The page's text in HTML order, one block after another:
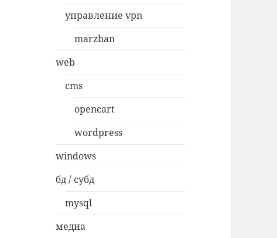
управление vpn
marzban
web
cms
opencart
wordpress
windows
бд / субд
mysql
медиа